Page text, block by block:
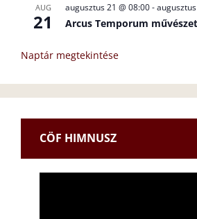
AUG
21
augusztus 21 @ 08:00-
Arcus Temporum
Naptár megtekintése
CÖF HIMNUSZ